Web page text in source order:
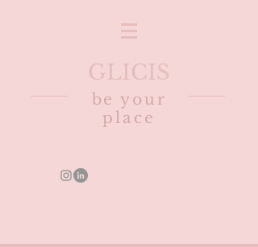
be your
place
GLICIS